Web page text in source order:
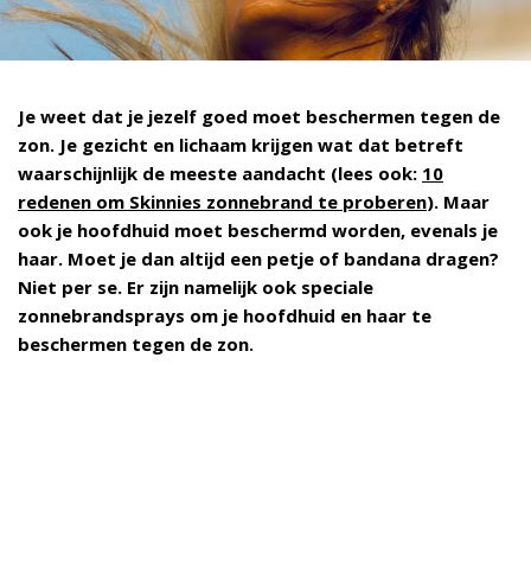
Je weet dat je jezelf goed moet beschermen tegen de
zon. Je gezicht en lichaam krijgen wat dat betreft
waarschijnlijk de meeste aandacht (lees ook: 10
redenen om Skinnies zonnebrand te proberen). Maar
ook je hoofdhuid moet beschermd worden, evenals je
haar. Moet je dan altijd een petje of bandana dragen?
Niet per se. Er zijn namelijk ook speciale
zonnebrandsprays om je hoofdhuid en haar te
beschermen tegen de zon.